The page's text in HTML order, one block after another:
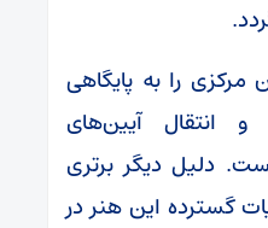
مرکزی را به پایگاهی
انتقال آیین‌های
دلیل دیگر برتری
گسترده این هنر در